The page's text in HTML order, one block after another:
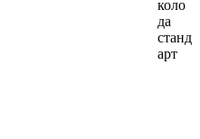
коло
да
станд
арт